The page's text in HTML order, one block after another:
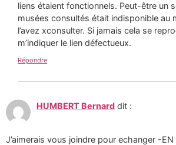
liens étaient fonctionnels. Peut-être un
musées consultés était indisponible au
l’avez xconsulter. Si jamais cela se
m’indiquer le lien défectueux.
Répondre
HUMBERT Bernard dit :
J’aimerais vous joindre pour echanger -EN